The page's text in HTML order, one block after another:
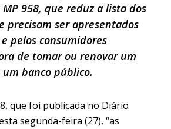
958, que reduz a lista dos
precisam ser apresentados
pelos consumidores
de tomar ou renovar um
banco público.
que foi publicada no Diário
segunda-feira (27), “as